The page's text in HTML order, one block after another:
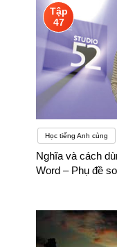
Tập
47
Học tiếng Anh cùng
Nghĩa và cách
Word – Phụ đề